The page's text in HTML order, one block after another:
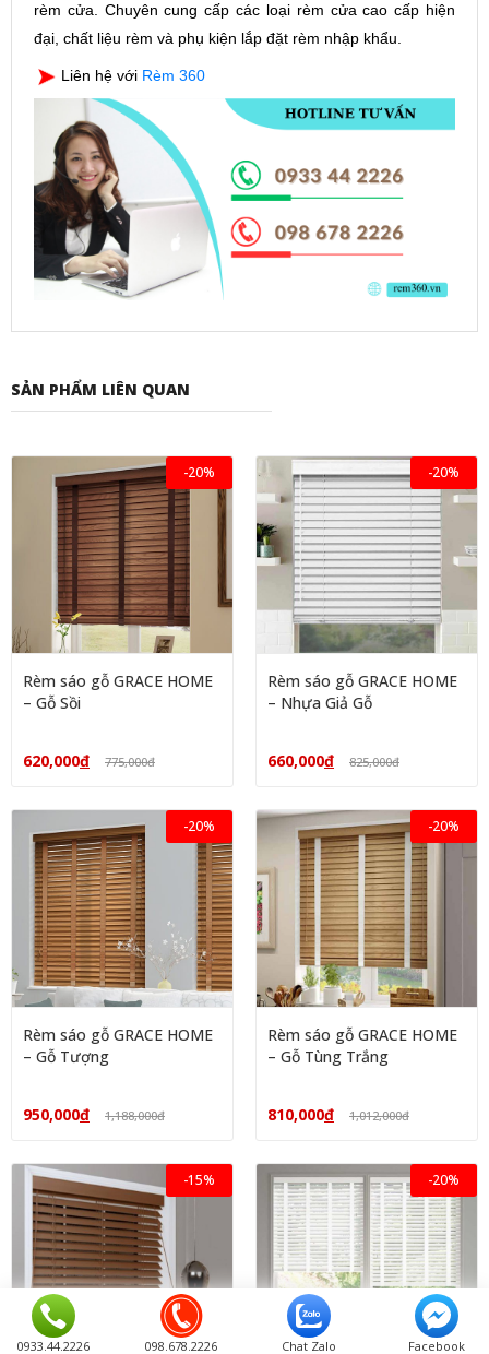
rèm cửa. Chuyên cung cấp các loại rèm cửa cao cấp hiện
đại, chất liệu rèm và phụ kiện lắp đặt rèm nhập khẩu.
Liên hệ với Rèm 360
SẢN PHẨM LIÊN QUAN
-20%
Rèm sáo gỗ GRACE HOME
– Gỗ Sồi
620,000đ 775,000đ
-20%
Rèm sáo gỗ GRACE HOME
– Nhựa Giả Gỗ
660,000đ 825,000đ
-20%
Rèm sáo gỗ GRACE HOME
– Gỗ Tượng
950,000đ 1,188,000đ
-20%
Rèm sáo gỗ GRACE HOME
– Gỗ Tùng Trắng
810,000đ 1,012,000đ
-15% -20%
0933.44.2226 098.678.2226 Chat Zalo Facebook